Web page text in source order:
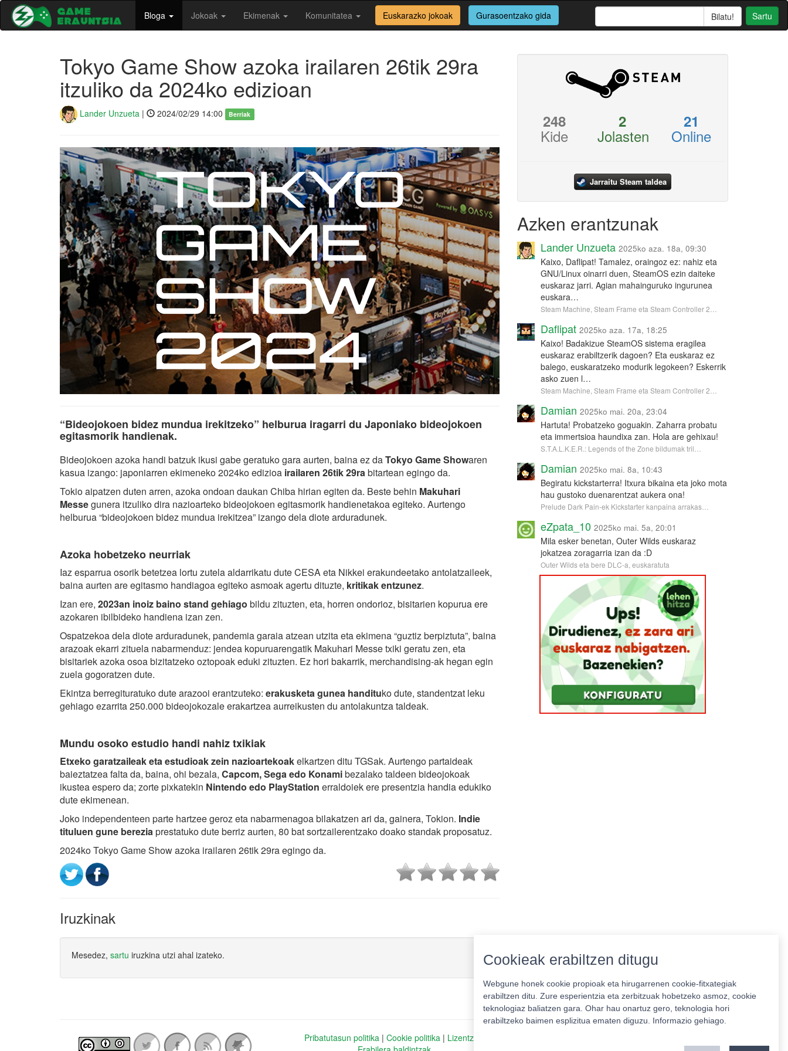
Bloga Jokoak Ekimenak Komunitatea Euskarazko jokoak Gurasoentzako gida Sartu
Tokyo Game Show azoka irailaren 26tik 29ra
itzuliko da 2024ko edizioan
Lander Unzueta | 2024/02/29 14:00 Berriak
“Bideojokoen bidez mundua irekitzeko” helburua iragarri du Japoniako bideojokoen
egitasmorik handienak.
Bideojokoen azoka handi batzuk ikusi gabe geratuko gara aurten, baina ez daTokyo Game Showaren
kasua izango: japoniarren ekimeneko 2024ko edizioa irailaren 26tik 29rabitartean egingo da.
Tokio aipatzen duten arren, azoka ondoan daukan Chiba hirian egiten da. Beste behin Makuhari
Messegunera itzuliko dira nazioarteko bideojokoen egitasmorik handienetakoa egiteko. Aurtengo
helburua “bideojokoen bidez mundua irekitzea” izango dela diote arduradunek.
Azoka hobetzeko neurriak
Iaz esparrua osorik betetzea lortu zutela aldarrikatu dute CESA eta Nikkei erakundeetako antolatzaileek,
baina aurten are egitasmo handiagoa egiteko asmoak agertu dituzte, kritikak entzunez.
Izan ere, 2023an inoiz baino stand gehiago bildu zituzten, eta, horren ondorioz, bisitarien kopurua ere
azokaren ibilbideko handiena izan zen.
Ospatzekoa dela diote arduradunek, pandemia garaia atzean utzita eta ekimena “guztiz berpiztuta”, baina
arazoak ekarri zituela nabarmenduz: jendea kopuruarengatik Makuhari Messe txiki geratu zen, eta
bisitariek azoka osoa bizitatzeko oztopoak eduki zituzten. Ez hori bakarrik, merchandising-ak hegan egin
zuela gogoratzen dute.
Ekintza berregituratuko dute arazooi erantzuteko: erakusketa gunea handituko dute, standentzat leku
gehiago ezarrita 250.000 bideojokozale erakartzea aurreikusten du antolakuntza taldeak.
Mundu osoko estudio handi nahiz txikiak
Etxeko garatzaileak eta estudioak zein nazioartekoakelkartzen ditu TGSak. Aurtengo partaideak
baieztatzea falta da, baina, ohi bezala, Capcom, Sega edo Konamibezalako taldeen bideojokoak
ikustea espero da; zorte pixkatekin Nintendo edo PlayStation erraldoiek ere presentzia handia edukiko
dute ekimenean.
Joko independenteen parte hartzee geroz eta nabarmenagoa bilakatzen ari da, gainera, Tokion. Indie
tituluen gune bereziaprestatuko dute berriz aurten, 80 bat sortzailerentzako doako standak proposatuz.
2024ko Tokyo Game Show azoka irailaren 26tik 29ra egingo da.
Iruzkinak
Mesedez, sartu iruzkina utzi ahal izateko.
248
Kide
2
Jolasten
21
Online
Jarraitu Steam taldea
Azken erantzunak
Lander Unzueta 2025ko aza. 18a, 09:30
Kaixo, Daflipat! Tamalez, oraingoz ez: nahiz eta
GNU/Linux oinarri duen, SteamOS ezin daiteke
euskaraz jarri. Agian mahainguruko ingurunea
euskara…
Steam Machine, Steam Frame eta Steam Controller 2…
Daflipat 2025ko aza. 17a, 18:25
Kaixo! Badakizue SteamOS sistema eragilea
euskaraz erabiltzerik dagoen? Eta euskaraz ez
balego, euskaratzeko modurik legokeen? Eskerrik
asko zuen l…
Steam Machine, Steam Frame eta Steam Controller 2…
Damian 2025ko mai. 20a, 23:04
Hartuta! Probatzeko goguakin. Zaharra probatu
eta immertsioa haundixa zan. Hola are gehixau!
S.T.A.L.K.E.R.: Legends of the Zone bildumak tril…
Damian 2025ko mai. 8a, 10:43
Begiratu kickstarterra! Itxura bikaina eta joko mota
hau gustoko duenarentzat aukera ona!
Prelude Dark Pain-ek Kickstarter kanpaina arrakas…
eZpata_10 2025ko mai. 5a, 20:01
Mila esker benetan, Outer Wilds euskaraz
jokatzea zoragarria izan da :D
Outer Wilds eta bere DLC-a, euskaratuta
Pribatutasun politika| Cookie politika| Lizentziak
Cookieak erabiltzen ditugu
Webgune honek cookie propioak eta hirugarrenen cookie-fitxategiak
erabiltzen ditu. Zure esperientzia eta zerbitzuak hobetzeko asmoz, cookie
teknologiaz baliatzen gara. Ohar hau onartuz gero, teknologia hori
erabiltzeko baimen esplizitua ematen diguzu. Informazio gehiago.